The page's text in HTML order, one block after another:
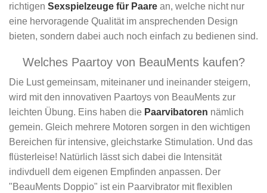
richtigen Sexspielzeuge für Paare an, welche nicht nur
eine hervoragende Qualität im ansprechenden Design
bieten, sondern dabei auch noch einfach zu bedienen sind.
Welches Paartoy von BeauMents kaufen?
Die Lust gemeinsam, miteinaner und ineinander steigern,
wird mit den innovativen Paartoys von BeauMents zur
leichten Übung. Eins haben die Paarvibatoren nämlich
gemein. Gleich mehrere Motoren sorgen in den wichtigen
Bereichen für intensive, gleichstarke Stimulation. Und das
flüsterleise! Natürlich lässt sich dabei die Intensität
indivduell dem eigenen Empfinden anpassen. Der
"BeauMents Doppio" ist ein Paarvibrator mit flexiblen